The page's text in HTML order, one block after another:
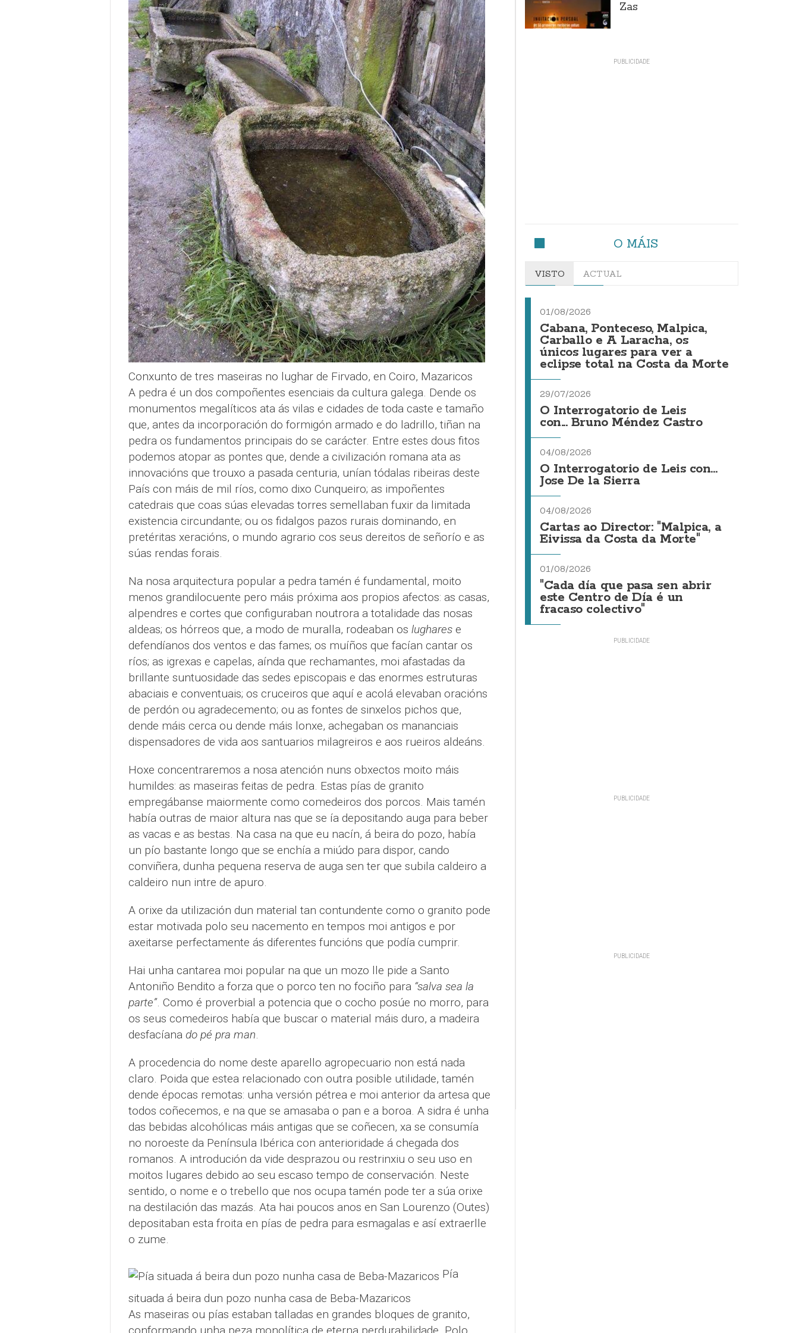
Conxunto de tres maseiras no lughar de Firvado, en Coiro, Mazaricos
A pedra é un dos compoñentes esenciais da cultura galega. Dende os
monumentos megalíticos ata ás vilas e cidades de toda caste e tamaño
que, antes da incorporación do formigón armado e do ladrillo, tiñan na
pedra os fundamentos principais do se carácter. Entre estes dous fitos
podemos atopar as pontes que, dende a civilización romana ata as
innovacións que trouxo a pasada centuria, unían tódalas ribeiras deste
País con máis de mil ríos, como dixo Cunqueiro; as impoñentes
catedrais que coas súas elevadas torres semellaban fuxir da limitada
existencia circundante; ou os fidalgos pazos rurais dominando, en
pretéritas xeracións, o mundo agrario cos seus dereitos de señorío e as
súas rendas forais.
Na nosa arquitectura popular a pedra tamén é fundamental, moito
menos grandilocuente pero máis próxima aos propios afectos: as casas,
alpendres e cortes que configuraban noutrora a totalidade das nosas
aldeas; os hórreos que, a modo de muralla, rodeaban os lugharese
defendíanos dos ventos e das fames; os muíños que facían cantar os
ríos; as igrexas e capelas, aínda que rechamantes, moi afastadas da
brillante suntuosidade das sedes episcopais e das enormes estruturas
abaciais e conventuais; os cruceiros que aquí e acolá elevaban oracións
de perdón ou agradecemento; ou as fontes de sinxelos pichos que,
dende máis cerca ou dende máis lonxe, achegaban os mananciais
dispensadores de vida aos santuarios milagreiros e aos rueiros aldeáns.
Hoxe concentraremos a nosa atención nuns obxectos moito máis
humildes: as maseiras feitas de pedra. Estas pías de granito
empregábanse maiormente como comedeiros dos porcos. Mais tamén
había outras de maior altura nas que se ía depositando auga para beber
as vacas e as bestas. Na casa na que eu nacín, á beira do pozo, había
un pío bastante longo que se enchía a miúdo para dispor, cando
conviñera, dunha pequena reserva de auga sen ter que subila caldeiro a
caldeiro nun intre de apuro.
A orixe da utilización dun material tan contundente como o granito pode
estar motivada polo seu nacemento en tempos moi antigos e por
axeitarse perfectamente ás diferentes funcións que podía cumprir.
Hai unha cantarea moi popular na que un mozo lle pide a Santo
Antoniño Bendito a forza que o porco ten no fociño para “salva sea la
parte”. Como é proverbial a potencia que o cocho posúe no morro, para
os seus comedeiros había que buscar o material máis duro, a madeira
desfacíana do pé pra man.
A procedencia do nome deste aparello agropecuario non está nada
claro. Poida que estea relacionado con outra posible utilidade, tamén
dende épocas remotas: unha versión pétrea e moi anterior da artesa que
todos coñecemos, e na que se amasaba o pan e a boroa. A sidra é unha
das bebidas alcohólicas máis antigas que se coñecen, xa se consumía
no noroeste da Península Ibérica con anterioridade á chegada dos
romanos. A introdución da vide desprazou ou restrinxiu o seu uso en
moitos lugares debido ao seu escaso tempo de conservación. Neste
sentido, o nome e o trebello que nos ocupa tamén pode ter a súa orixe
na destilación das mazás. Ata hai poucos anos en San Lourenzo (Outes)
depositaban esta froita en pías de pedra para esmagalas e así extraerlle
o zume.
Pía
situada á beira dun pozo nunha casa de Beba-Mazaricos
As maseiras ou pías estaban talladas en grandes bloques de granito,
conformando unha peza monolítica de eterna perdurabilidade. Polo
Zas
O MÁIS
VISTO ACTUAL
01/08/2026
Cabana, Ponteceso, Malpica,
Carballo e A Laracha, os
únicos lugares para ver a
eclipse total na Costa da Morte
29/07/2026
O Interrogatorio de Leis
con... Bruno Méndez Castro
04/08/2026
O Interrogatorio de Leis con...
Jose De la Sierra
04/08/2026
Cartas ao Director: "Malpica, a
Eivissa da Costa da Morte"
01/08/2026
"Cada día que pasa sen abrir
este Centro de Día é un
fracaso colectivo"